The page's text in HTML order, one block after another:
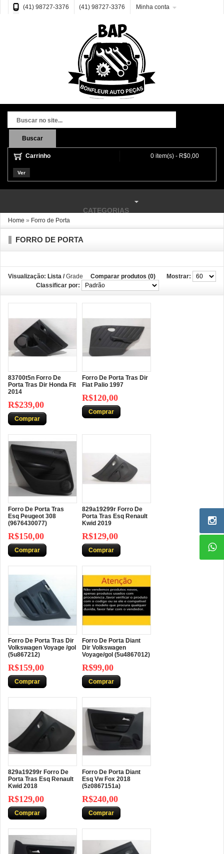
(41) 98727-3376 (41) 98727-3376 Minha conta
Buscar
Carrinho 0 item(s) - R$0,00
Ver
CATEGORIAS
Home » Forro de Porta
FORRO DE PORTA
Visualização: Lista /Grade
Mostrar:
Classificar por:
Comparar produtos (0)
83700t5n Forro De
Porta Tras Dir Honda Fit
2014
R$239,00
Comprar
Forro De Porta Tras Dir
Fiat Palio 1997
R$120,00
Comprar
Forro De Porta Tras
Esq Peugeot 308
(9676430077)
R$150,00
Comprar
829a19299r Forro De
Porta Tras Esq Renault
Kwid 2019
R$129,00
Comprar
Forro De Porta Tras Dir
Volkswagen Voyage /gol
(5u867212)
R$159,00
Comprar
Forro De Porta Diant
Dir Volkswagen
Voyage/gol (5u4867012)
R$99,00
Comprar
829a19299r Forro De
Porta Tras Esq Renault
Kwid 2018
R$129,00
Comprar
Forro De Porta Diant
Esq Vw Fox 2018
(5z0867151a)
R$240,00
Comprar